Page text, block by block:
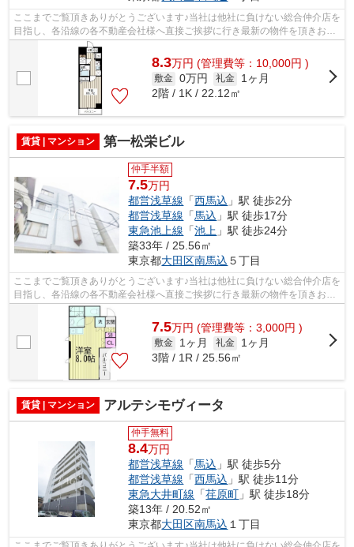
ここまでご覧頂きありがとうございます♪当社は他社に負けない総合仲介店を
目指し、各沿線の各不動産会社様へ直接ご挨拶に行き最新の物件を頂きお客
様へ提供しております！最新の情報は...
8.3万円 (管理費等：10,000円 )
敷金 0万円 礼金
1ヶ月
2階 / 1K / 22.12㎡
賃貸 | マンション 第一松栄ビル
仲手半額
7.5万円
都営浅草線 「西馬込 」駅 徒歩2分
都営浅草線 「馬込 」駅 徒歩17分
東急池上線 「池上 」駅 徒歩24分
築33年 / 25.56㎡
東京都大田区南馬込 ５丁目
ここまでご覧頂きありがとうございます♪当社は他社に負けない総合仲介店を
目指し、各沿線の各不動産会社様へ直接ご挨拶に行き最新の物件を頂きお客
様へ提供しております！最新の情報は...
7.5万円 (管理費等：3,000円 )
敷金 1ヶ月 礼金
1ヶ月
3階 / 1R / 25.56㎡
賃貸 | マンション アルテシモヴィータ
仲手無料
8.4万円
都営浅草線 「馬込 」駅 徒歩5分
都営浅草線 「西馬込 」駅 徒歩11分
東急大井町線 「荏原町 」駅 徒歩18分
築13年 / 20.52㎡
東京都大田区南馬込 １丁目